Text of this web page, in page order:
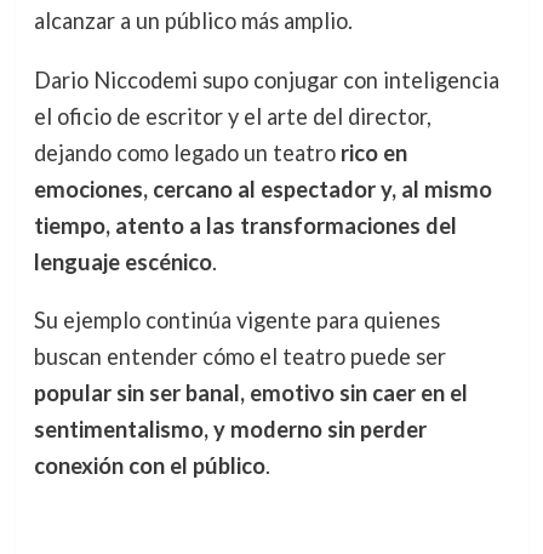
alcanzar a un público más amplio.
Dario Niccodemi supo conjugar con inteligencia
el oficio de escritor y el arte del director,
dejando como legado un teatro rico en
emociones, cercano al espectador y, al mismo
tiempo, atento a las transformaciones del
lenguaje escénico.
Su ejemplo continúa vigente para quienes
buscan entender cómo el teatro puede ser
popular sin ser banal, emotivo sin caer en el
sentimentalismo, y moderno sin perder
conexión con el público.